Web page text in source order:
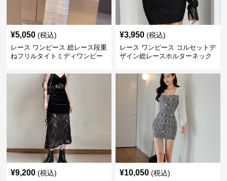
¥5,050 (税込)
レース ワンピース 総レース段重
ねフリルタイトミディワンピー
¥3,950 (税込)
レース ワンピース コルセットデ
ザイン総レースホルターネック
¥9,200 (税込) ¥10,050 (税込)